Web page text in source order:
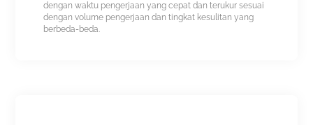
dengan waktu pengerjaan yang cepat dan terukur sesuai
dengan volume pengerjaan dan tingkat kesulitan yang
berbeda-beda.